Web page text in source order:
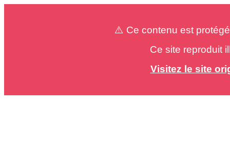
⚠️ Ce contenu est
Ce site reproduit
Visitez le site